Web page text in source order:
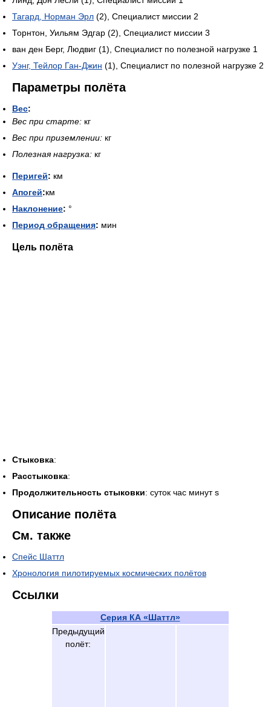
Тагард, Норман Эрл (2), Специалист миссии 2
Торнтон, Уильям Эдгар (2), Специалист миссии 3
ван ден Берг, Людвиг (1), Специалист по полезной нагрузке 1
Уэнг, Тейлор Ган-Джин (1), Специалист по полезной нагрузке 2
Параметры полёта
Вес:
Вес при старте: кг
Вес при приземлении: кг
Полезная нагрузка: кг
Перигей: км
Апогей:км
Наклонение: °
Период обращения: мин
Цель полёта
Стыковка:
Расстыковка:
Продолжительность стыковки: суток час минут s
Описание полёта
См. также
Спейс Шаттл
Хронология пилотируемых космических полётов
Ссылки
Серия КА «Шаттл»
Предыдущий
полёт: